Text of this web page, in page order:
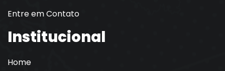
Entre em Contato
Institucional
Home